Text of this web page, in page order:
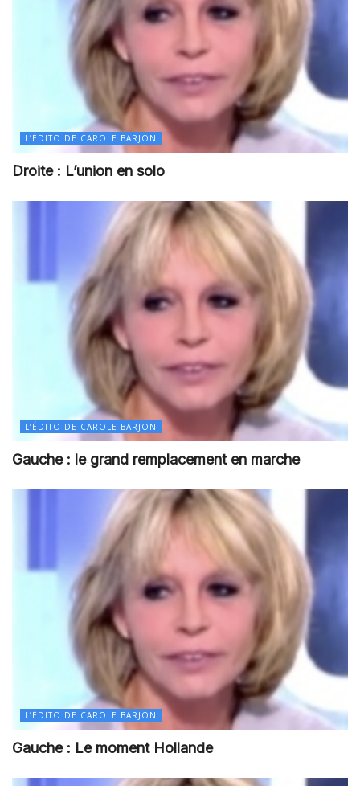
L’ÉDITO DE CAROLE BARJON
Droite : L’union en solo
L’ÉDITO DE CAROLE BARJON
Gauche : le grand remplacement en marche
L’ÉDITO DE CAROLE BARJON
Gauche : Le moment Hollande